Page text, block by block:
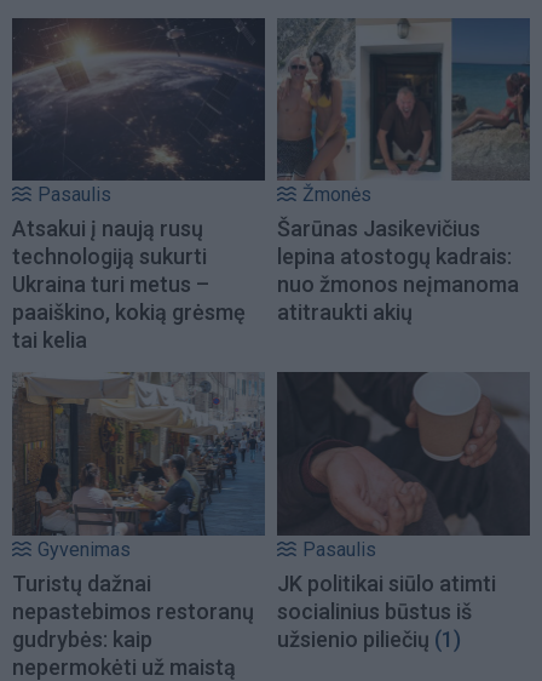
Pasaulis
Atsakui į naują rusų
technologiją sukurti
Ukraina turi metus –
paaiškino, kokią grėsmę
tai kelia
Žmonės
Šarūnas Jasikevičius
lepina atostogų kadrais:
nuo žmonos neįmanoma
atitraukti akių
Gyvenimas
Turistų dažnai
nepastebimos restoranų
gudrybės: kaip
nepermokėti už maistą
Pasaulis
JK politikai siūlo atimti
socialinius būstus iš
užsienio piliečių (1)